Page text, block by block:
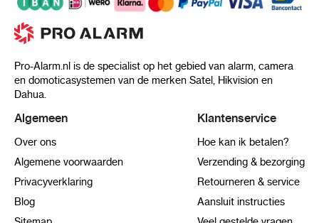
Pro-Alarm.nl is de specialist op het gebied van alarm, camera
en domoticasystemen van de merken Satel, Hikvision en
Dahua.
Algemeen
Over ons
Algemene voorwaarden
Privacyverklaring
Blog
Klantenservice
Hoe kan ik betalen?
Verzending & bezorging
Retourneren & service
Aansluit instructies